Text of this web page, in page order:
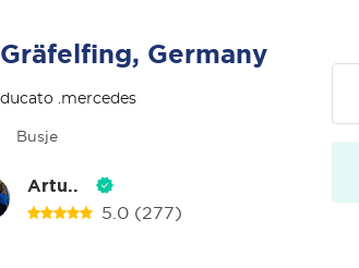
Gräfelfing, Germany
.mercedes
Busje
Artu..
5.0 (277)